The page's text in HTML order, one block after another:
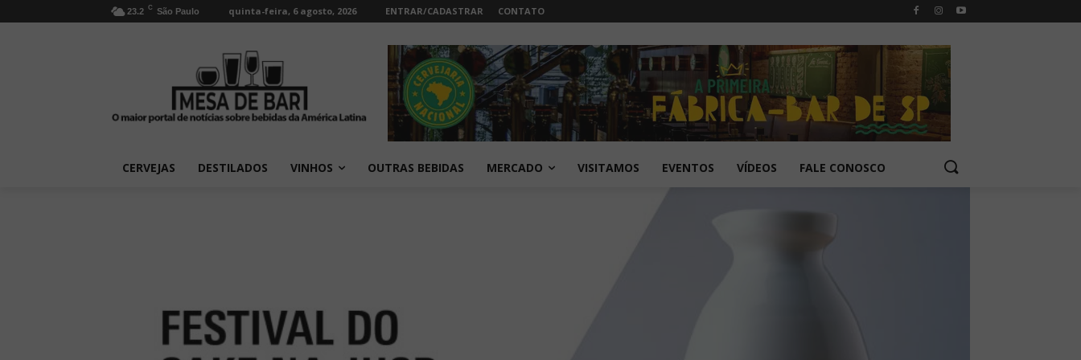
23.2 C São Paulo quinta-feira, 6 agosto, 2026 ENTRAR/CADASTRAR CONTATO
CERVEJAS DESTILADOS VINHOS OUTRAS BEBIDAS MERCADO VISITAMOS EVENTOS VÍDEOS FALE CONOSCO